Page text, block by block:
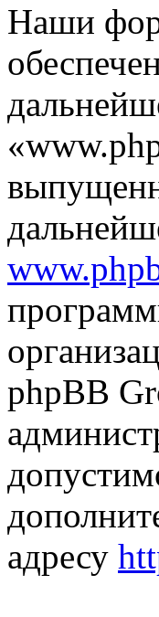
Наши
phpBB
адресу